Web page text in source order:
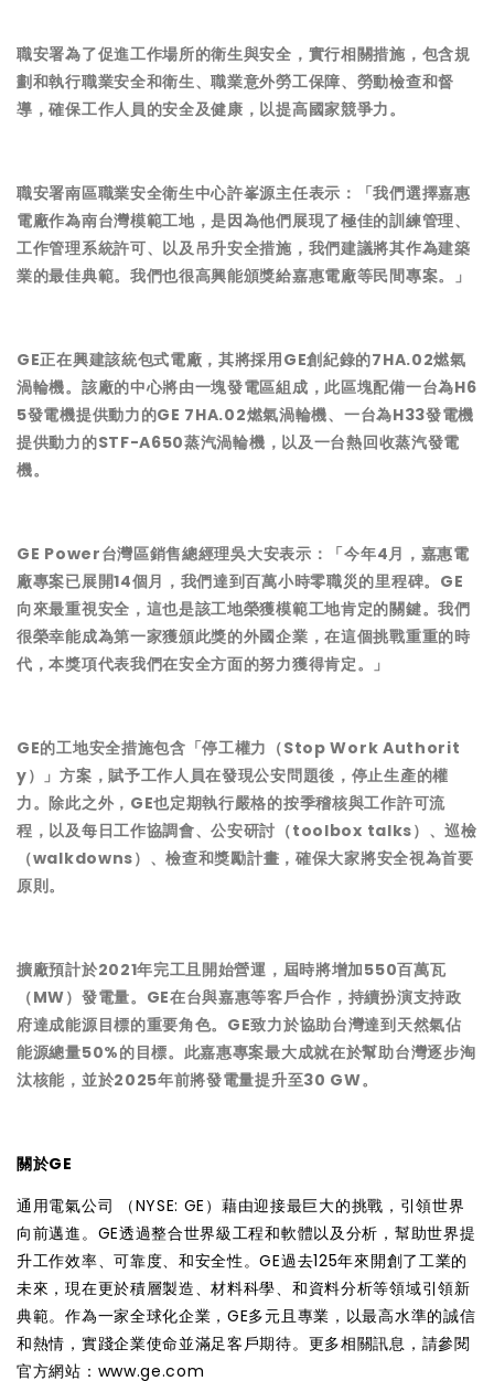
職安署為了促進工作場所的衛生與安全，實行相關措施，包含規
劃和執行職業安全和衛生、職業意外勞工保障、勞動檢查和督
導，確保工作人員的安全及健康，以提高國家競爭力。
職安署南區職業安全衛生中心許峯源主任表示：「我們選擇嘉惠
電廠作為南台灣模範工地，是因為他們展現了極佳的訓練管理、
工作管理系統許可、以及吊升安全措施，我們建議將其作為建築
業的最佳典範。我們也很高興能頒獎給嘉惠電廠等民間專案。」
GE正在興建該統包式電廠，其將採用GE創紀錄的7HA.02燃氣
渦輪機。該廠的中心將由一塊發電區組成，此區塊配備一台為H6
5發電機提供動力的GE 7HA.02燃氣渦輪機、一台為H33發電機
提供動力的STF-A650蒸汽渦輪機，以及一台熱回收蒸汽發電
機。
GE Power台灣區銷售總經理吳大安表示：「今年4月，嘉惠電
廠專案已展開14個月，我們達到百萬小時零職災的里程碑。GE
向來最重視安全，這也是該工地榮獲模範工地肯定的關鍵。我們
很榮幸能成為第一家獲頒此獎的外國企業，在這個挑戰重重的時
代，本獎項代表我們在安全方面的努力獲得肯定。」
GE的工地安全措施包含「停工權力（Stop Work Authorit
y）」方案，賦予工作人員在發現公安問題後，停止生產的權
力。除此之外，GE也定期執行嚴格的按季稽核與工作許可流
程，以及每日工作協調會、公安研討（toolbox talks）、巡檢
（walkdowns）、檢查和獎勵計畫，確保大家將安全視為首要
原則。
擴廠預計於2021年完工且開始營運，屆時將增加550百萬瓦
（MW）發電量。GE在台與嘉惠等客戶合作，持續扮演支持政
府達成能源目標的重要角色。GE致力於協助台灣達到天然氣佔
能源總量50%的目標。此嘉惠專案最大成就在於幫助台灣逐步淘
汰核能，並於2025年前將發電量提升至30 GW。
關於GE
通用電氣公司 （NYSE: GE）藉由迎接最巨大的挑戰，引領世界
向前邁進。GE透過整合世界級工程和軟體以及分析，幫助世界提
升工作效率、可靠度、和安全性。GE過去125年來開創了工業的
未來，現在更於積層製造、材料科學、和資料分析等領域引領新
典範。作為一家全球化企業，GE多元且專業，以最高水準的誠信
和熱情，實踐企業使命並滿足客戶期待。更多相關訊息，請參閱
官方網站： www.ge.com